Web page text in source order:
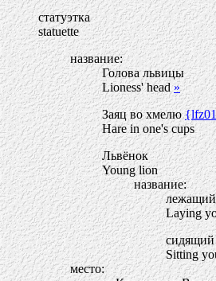
статуэтка
statuette
название:
Голова львицы
Lioness' head»
Заяц во хмелю
Hare in one's cups
Львёнок
Young lion
название:
Laying
Sitting
место: